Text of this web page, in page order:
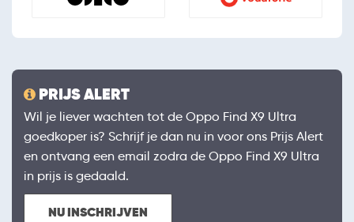
PRIJS ALERT
Wil je liever wachten tot de Oppo Find X9 Ultra
goedkoper is? Schrijf je dan nu in voor ons Prijs Alert
en ontvang een email zodra de Oppo Find X9 Ultra
in prijs is gedaald.
NU INSCHRIJVEN